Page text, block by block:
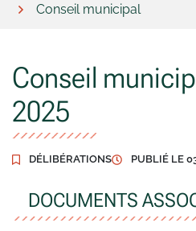
Conseil municipal
Conseil
2025
DÉLIBÉRATIONS PUBLIÉ LE
DOCUMENTS